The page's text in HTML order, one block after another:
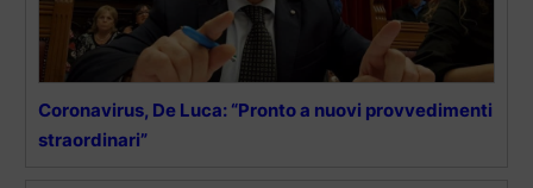
Coronavirus, De Luca: “Pronto a nuovi provvedimenti
straordinari”